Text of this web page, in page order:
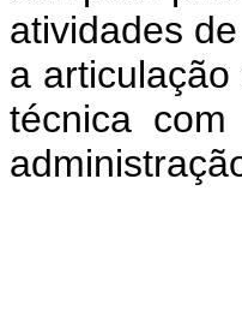
atividades
a
técnica